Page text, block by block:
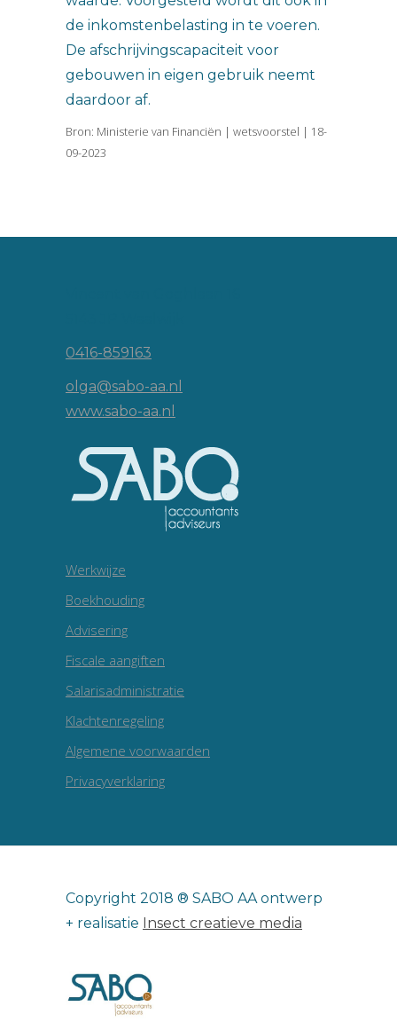
de inkomstenbelasting in te voeren.
De afschrijvingscapaciteit voor
gebouwen in eigen gebruik neemt
daardoor af.
Bron: Ministerie van Financiën | wetsvoorstel | 18-
09-2023
0416-859163
olga@sabo-aa.nl
www.sabo-aa.nl
Werkwijze
Boekhouding
Advisering
Fiscale aangiften
Salarisadministratie
Klachtenregeling
Algemene voorwaarden
Privacyverklaring
Copyright 2018 ® SABO AA ontwerp
+ realisatie Insect creatieve media